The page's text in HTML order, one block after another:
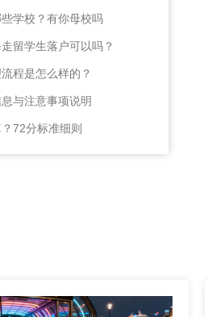
学校？有你母校吗
留学生落户可以吗？
程是怎么样的？
与注意事项说明
72分标准细则